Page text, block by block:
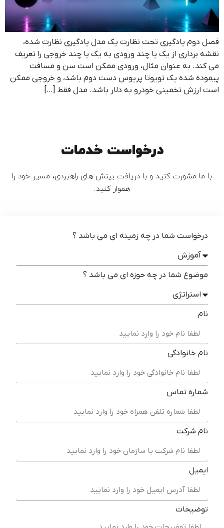
فصل دوم یادگیری تحت نظارت یک مدل یادگیری نظارت شده،
نقشه برداری از یک یا چند ورودی به یک یا چند خروجی را تعریف
می کند. به عنوان مثال، ورودی ممکن است سن و مسافت
پیموده شده یک تویوتا پریوس دست دوم باشد، و خروجی ممکن
است ارزش تخمینی خودرو به دلار باشد. مدل فقط […]
درخواست خدمات
با ما مشورت کنید و با دریافت بینش های راهبردی، مسیر خود را
هموار کنید.
درخواست شما در چه زمینه ای می باشد ؟
موضوع شما در چه حوزه ای می باشد ؟
نام
نام خانوادگی
شماره تماس
نام شرکت
ایمیل
توضیحات